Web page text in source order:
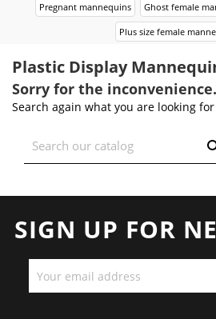
Pregnant mannequins Ghost female
Plus size female
Plastic Display
Sorry for the inconvenience.
Search again what you are looking for
SIGN UP FOR